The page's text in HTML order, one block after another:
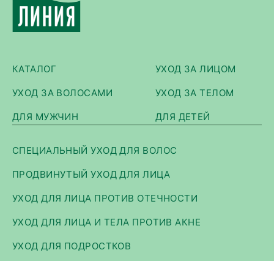
КАТАЛОГ УХОД ЗА ЛИЦОМ
УХОД ЗА ВОЛОСАМИ УХОД ЗА ТЕЛОМ
ДЛЯ МУЖЧИН ДЛЯ ДЕТЕЙ
СПЕЦИАЛЬНЫЙ УХОД ДЛЯ ВОЛОС
ПРОДВИНУТЫЙ УХОД ДЛЯ ЛИЦА
УХОД ДЛЯ ЛИЦА ПРОТИВ ОТЕЧНОСТИ
УХОД ДЛЯ ЛИЦА И ТЕЛА ПРОТИВ АКНЕ
УХОД ДЛЯ ПОДРОСТКОВ